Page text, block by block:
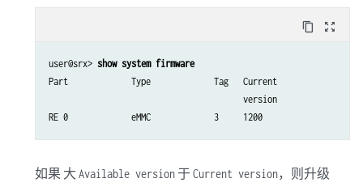
content_copy zoom_out_map
user@srx> show system firmware
Part             Type             Tag   Current
version
RE 0             eMMC             3     1200
如果 大 Available version 于Current version，则升级